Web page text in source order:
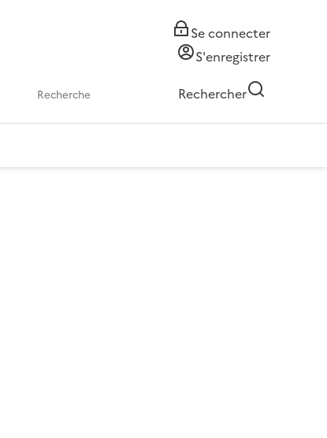
Se connecter
S'enregistrer
Rechercher